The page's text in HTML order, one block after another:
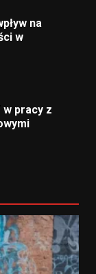
na
w
w pracy z